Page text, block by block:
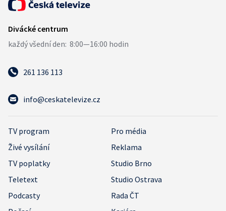
261 136 113
info@ceskatelevize.cz
TV program
Pro média
Živé vysílání
Reklama
TV poplatky
Studio Brno
Teletext
Studio Ostrava
Podcasty
Rada ČT